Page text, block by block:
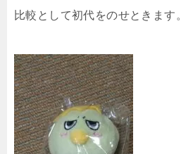
比較として初代をのせときます。